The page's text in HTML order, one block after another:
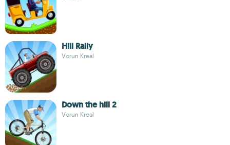
Hill Rally
Vorun Kreal
Down the hill 2
Vorun Kreal